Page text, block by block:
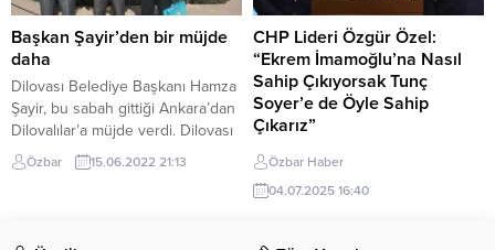
Teknik Anadolu Lisesi’nde bin
250 öğrenci...
karşılanmasında yetersiz kalan
eski durak; şoför esnafının
dinlenmesi, minibüslerin güvenli
park etmesi için uygun bir yer
değildi....
Başkan Şayir’den bir müjde
daha
Dilovası Belediye Başkanı Hamza
Şayir, bu sabah gittiği Ankara’dan
Dilovalılar’a müjde verdi. Dilovası
Belediye Başkanı Hamza Şayir ve
ekibi bu sabah Ankara’ya giderek
Özbar 15.06.2022 21:13
CHP Lideri Özgür Özel:
“Ekrem İmamoğlu’na Nasıl
Sahip Çıkıyorsak Tunç
Soyer’e de Öyle Sahip
Çıkarız”
Cumhuriyet Halk Partisi (CHP)
Genel Başkanı Özgür Özel, İzmir
Büyükşehir Belediyesi’ni ziyaret
Özbar Haber
04.07.2025 16:40